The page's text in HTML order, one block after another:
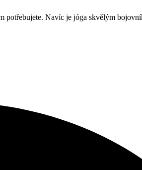
potřebujete. Navíc je jóga skvělým